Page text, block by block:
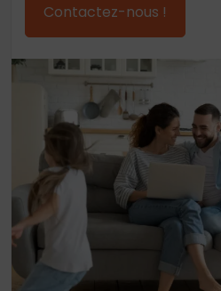
Contactez-nous !